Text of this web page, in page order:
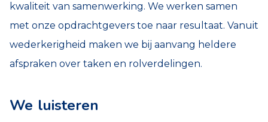
kwaliteit van samenwerking. We werken samen
met onze opdrachtgevers toe naar resultaat. Vanuit
wederkerigheid maken we bij aanvang heldere
afspraken over taken en rolverdelingen.
We luisteren